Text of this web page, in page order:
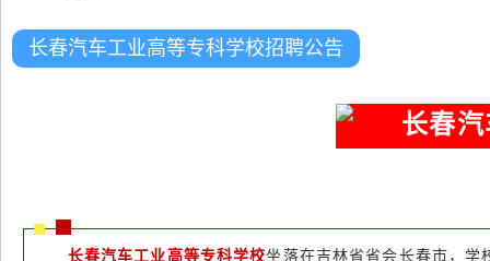
长春汽车工业高等专科学校招聘公告
长春
长春汽车工业高等专科学校坐落在吉林省省会长春市，学